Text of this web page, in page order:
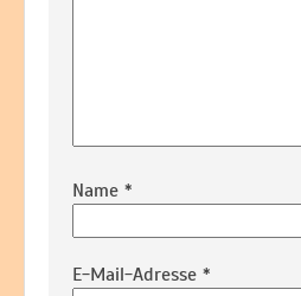
Name *
E-Mail-Adresse *